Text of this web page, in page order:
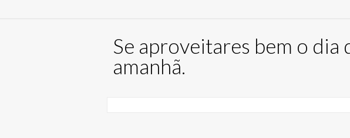
Se aproveitares bem o dia
amanhã.